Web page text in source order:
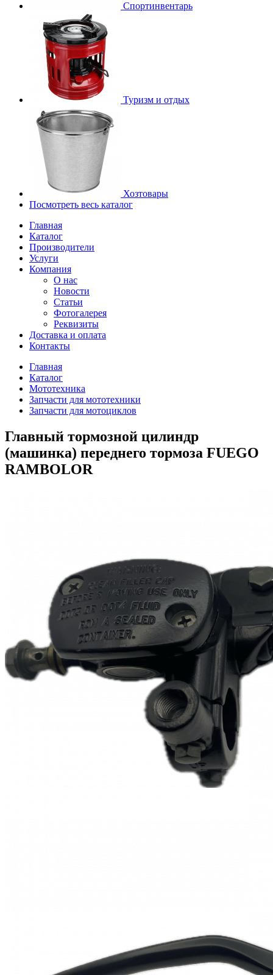
Спортинвентарь
Туризм и отдых
Хозтовары
Посмотреть весь каталог
Главная
Каталог
Производители
Услуги
Компания
О нас
Новости
Статьи
Фотогалерея
Реквизиты
Доставка и оплата
Контакты
Главная
Каталог
Мототехника
Запчасти для мототехники
Запчасти для мотоциклов
Главный тормозной цилиндр
(машинка) переднего тормоза FUEGO
RAMBOLOR